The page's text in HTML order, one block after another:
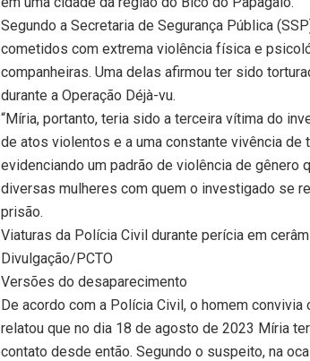
Segundo a Secretaria de Segurança Pública
cometidos com extrema violência física e
companheiras. Uma delas afirmou ter sido
durante a Operação Déjà-vu.
“Míria, portanto, teria sido a terceira vítima do
de atos violentos e a uma constante vivência
evidenciando um padrão de violência de gênero
diversas mulheres com quem o investigado se
prisão.
Viaturas da Polícia Civil durante perícia em
Divulgação/PCTO
Versões do desaparecimento
De acordo com a Polícia Civil, o homem
relatou que no dia 18 de agosto de 2023 Míria
contato desde então. Segundo o suspeito, na